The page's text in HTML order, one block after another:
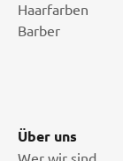
Haarfarben
Barber
Über uns